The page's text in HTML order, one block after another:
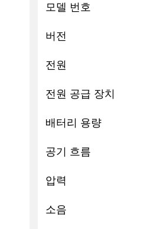
모델 번호
버전
전원
전원 공급 장치
배터리 용량
공기 흐름
압력
소음